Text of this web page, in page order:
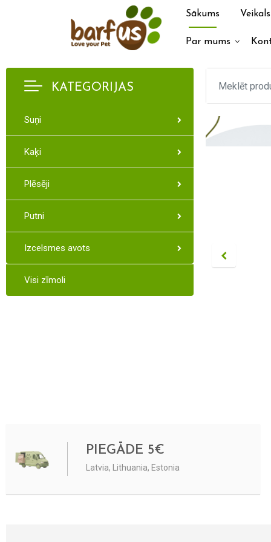
Sākums Veikals
Par mums
KATEGORIJAS
Suņi
Kaķi
Plēsēji
Putni
Izcelsmes avots
Visi zīmoli
PIEGĀDE 5€
Latvia, Lithuania, Estonia